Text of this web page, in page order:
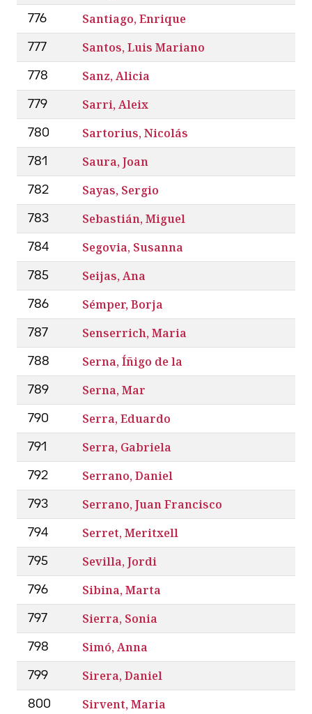
776 Santiago, Enrique
777 Santos, Luis Mariano
778 Sanz, Alicia
779 Sarri, Aleix
780 Sartorius, Nicolás
781 Saura, Joan
782 Sayas, Sergio
783 Sebastián, Miguel
784 Segovia, Susanna
785 Seijas, Ana
786 Sémper, Borja
787 Senserrich, Maria
788 Serna, Íñigo de la
789 Serna, Mar
790 Serra, Eduardo
791 Serra, Gabriela
792 Serrano, Daniel
793 Serrano, Juan Francisco
794 Serret, Meritxell
795 Sevilla, Jordi
796 Sibina, Marta
797 Sierra, Sonia
798 Simó, Anna
799 Sirera, Daniel
800 Sirvent, Maria